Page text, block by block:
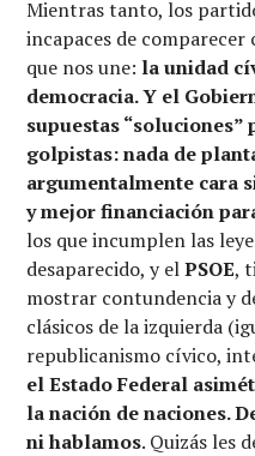
Mientras tanto, los
incapaces de
que nos une: la unidad
democracia. Y el
supuestas
golpistas: nada de
argumentalmente cara
y mejor financiación
los que incumplen las
desaparecido, y elPSOE,
mostrar contundencia y
clásicos de la izquierda
republicanismo cívico,
el Estado Federal
la nación de naciones.
ni hablamos. Quizás les